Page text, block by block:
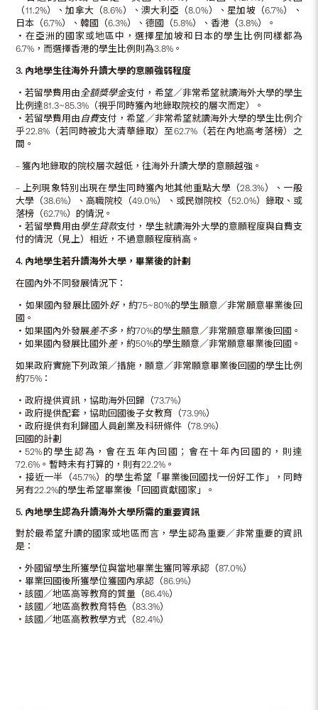
（11.2%）、加拿大（8.6%）、澳大利亞（8.0%）、星加坡（6.7%）、
日本（6.7%）、韓國（6.3%）、德國（5.8%）、香港（3.8%）。
‧在亞洲的國家或地區中，選擇星加坡和日本的學生比例同樣都為
6.7%，而選擇香港的學生比例則為3.8%。
3. 內地學生往海外升讀大學的意願強弱程度
‧若留學費用由 全額獎學金支付，希望／非常希望就讀海外大學的學生
比例達81.3~85.3%（視乎同時獲內地錄取院校的層次而定）。
‧若留學費用由 自費支付，希望／非常希望就讀海外大學的學生比例介
乎22.8%（若同時被北大清華錄取）至62.7%（若在內地高考落榜）之
間。
– 獲內地錄取的院校層次越低，往海外升讀大學的意願越強。
– 上列現象特別出現在學生同時獲內地其他重點大學（28.3%）、一般
大學（38.6%）、高職院校（49.0%）、或民辦院校（52.0%）錄取、或
落榜（62.7%）的情況。
‧若留學費用由學生貸款支付，學生就讀海外大學的意願程度與自費支
付的情況（見上）相近，不過意願程度稍高。
4. 內地學生若升讀海外大學，畢業後的計劃
在國內外不同發展情況下：
‧如果國內發展比國外好，約75~80%的學生願意／非常願意畢業後回
國。
‧如果國內外發展差不多，約70%的學生願意／非常願意畢業後回國。
‧如果國內發展比國外差，約50%的學生願意／非常願意畢業後回國。
如果政府實施下列政策／措施，願意／非常願意畢業後回國的學生比例
約75%：
‧政府提供資訊，協助海外回歸（73.7%）
‧政府提供配套，協助回國後子女教育（73.9%）
‧政府提供有利歸國人員創業及科研條件（78.9%）
回國的計劃
‧52%的學生認為，會在五年內回國；會在十年內回國的，則達
72.6%。暫時未有打算的，則有22.2%。
‧接近一半（45.7%）的學生希望「畢業後回國找一份好工作」，同時
另有22.2%的學生希望畢業後「回國貢獻國家」。
5. 內地學生認為升讀海外大學所需的重要資訊
對於最希望升讀的國家或地區而言，學生認為重要／非常重要的資訊
是：
‧外國留學生所獲學位與當地畢業生獲同等承認（87.0%）
‧畢業回國後所獲學位獲國內承認（86.9%）
‧該國／地區高等教育的質量（86.4%）
‧該國／地區高教教育特色（83.3%）
‧該國／地區高教教學方式（82.4%）